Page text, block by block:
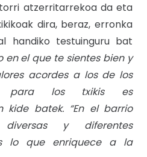
atzerritarrekoa da eta
dira, beraz, erronka
handiko testuinguru bat
en el que te sientes bien y
acordes a los de los
para los txikis es
kide batek.“En el barrio
y diferentes
lo que enriquece a la